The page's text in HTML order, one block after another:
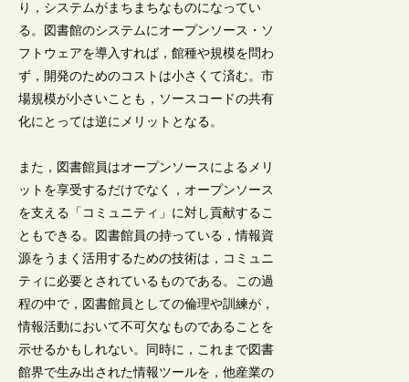
り，システムがまちまちなものになってい
る。図書館のシステムにオープンソース・ソ
フトウェアを導入すれば，館種や規模を問わ
ず，開発のためのコストは小さくて済む。市
場規模が小さいことも，ソースコードの共有
化にとっては逆にメリットとなる。
また，図書館員はオープンソースによるメリ
ットを享受するだけでなく，オープンソース
を支える「コミュニティ」に対し貢献するこ
ともできる。図書館員の持っている，情報資
源をうまく活用するための技術は，コミュニ
ティに必要とされているものである。この過
程の中で，図書館員としての倫理や訓練が，
情報活動において不可欠なものであることを
示せるかもしれない。同時に，これまで図書
館界で生み出された情報ツールを，他産業の